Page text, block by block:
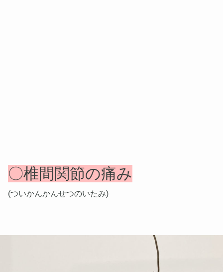
〇椎間関節の痛み
(ついかんかんせつのいたみ)